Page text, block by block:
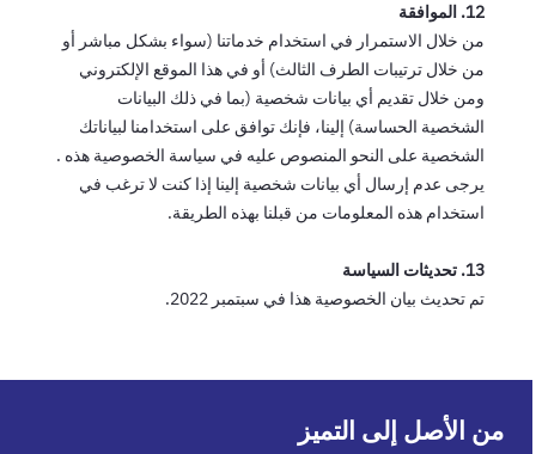
12. الموافقة
من خلال الاستمرار في استخدام خدماتنا (سواء بشكل مباشر أو
من خلال ترتيبات الطرف الثالث) أو في هذا الموقع الإلكتروني
ومن خلال تقديم أي بيانات شخصية (بما في ذلك البيانات
الشخصية الحساسة) إلينا، فإنك توافق على استخدامنا لبياناتك
الشخصية على النحو المنصوص عليه في سياسة الخصوصية هذه .
يرجى عدم إرسال أي بيانات شخصية إلينا إذا كنت لا ترغب في
استخدام هذه المعلومات من قبلنا بهذه الطريقة.
13. تحديثات السياسة
تم تحديث بيان الخصوصية هذا في سبتمبر 2022.
من الأصل إلى التميز